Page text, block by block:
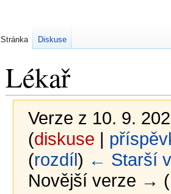
Lékař
Verze z 10. 9.
(diskuse |
(rozdíl) ← Starší
Novější verze →
Stránka Diskuse